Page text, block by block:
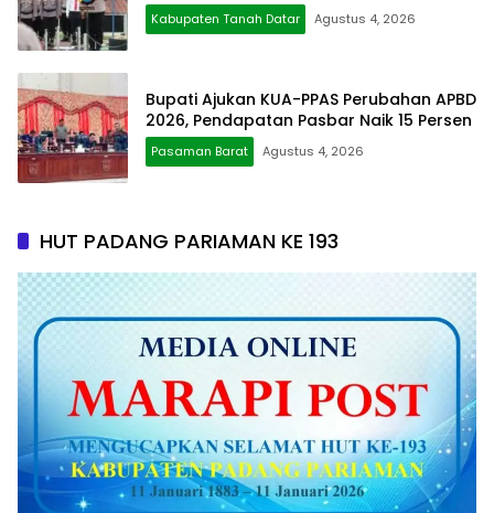
Kabupaten Tanah Datar Agustus 4, 2026
Bupati Ajukan KUA-PPAS Perubahan APBD
2026, Pendapatan Pasbar Naik 15 Persen
Pasaman Barat Agustus 4, 2026
HUT PADANG PARIAMAN KE 193